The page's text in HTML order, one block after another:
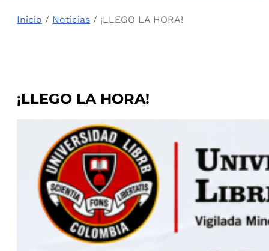
Inicio / Noticias / ¡LLEGO LA HORA!
¡LLEGO LA HORA!